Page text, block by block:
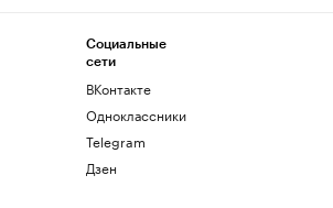
Социальные
сети
ВКонтакте
Одноклассники
Telegram
Дзен